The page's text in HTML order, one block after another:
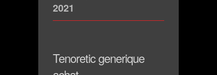
2021
Tenoretic generique